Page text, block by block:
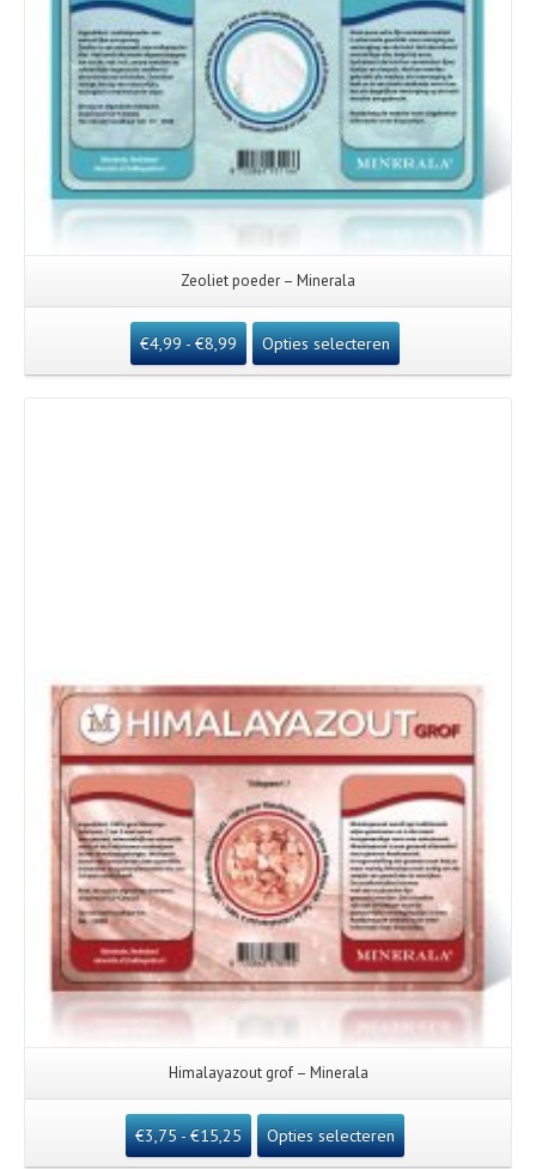
Zeoliet poeder – Minerala
€4,99- €8,99 Opties selecteren
Himalayazout grof – Minerala
€3,75- €15,25 Opties selecteren